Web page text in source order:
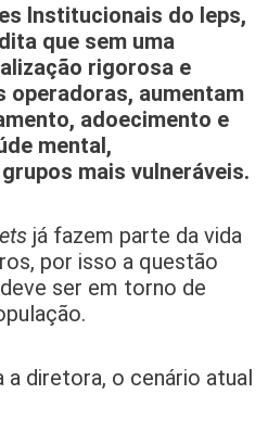
Institucionais do Ieps,
que sem uma
rigorosa e
operadoras, aumentam
adoecimento e
mental,
mais vulneráveis.
já fazem parte da vida
por isso a questão
ser em torno de
diretora, o cenário atual